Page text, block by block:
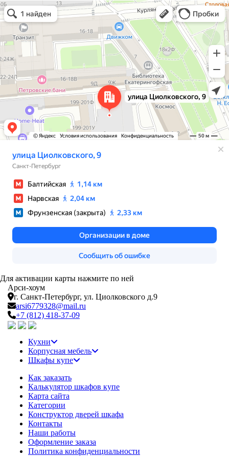
Для активации карты нажмите по ней
Арси-хоум
г. Санкт-Петербург, ул. Циолковского д.9
arsi6779328@mail.ru
+7 (812) 418-37-09
Кухни
Корпусная мебель
Шкафы купе
Как заказать
Калькулятор шкафов купе
Карта сайта
Категории
Конструктор дверей шкафа
Контакты
Наши работы
Оформление заказа
Политика конфиденциальности